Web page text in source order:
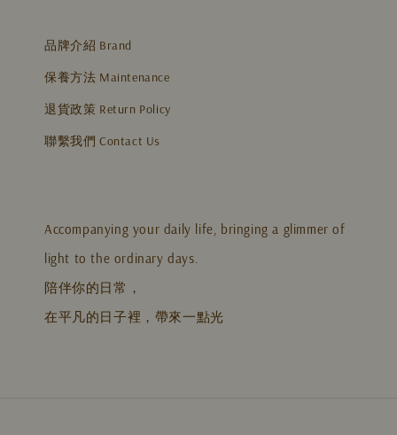
品牌介紹 Brand
保養方法 Maintenance
退貨政策 Return Policy
聯繫我們 Contact Us
Accompanying your daily life, bringing a glimmer of
light to the ordinary days.
陪伴你的日常，
在平凡的日子裡，帶來一點光